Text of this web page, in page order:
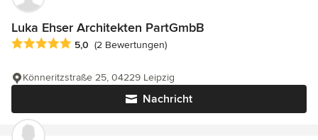
Luka Ehser Architekten PartGmbB
Durchschnittliche Bewertung: 5 von 5 Sternen
5,0 (2 Bewertungen)
Nachricht
Könneritzstraße 25, 04229 Leipzig